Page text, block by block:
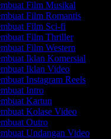
Film Musikal
Film Romantis
Film Sci-fi
Film Thriller
Film Western
Iklan Komersial
Iklan Video
Instagram Reels
Intro
Kartun
Kolase Video
Outro
Undangan Video